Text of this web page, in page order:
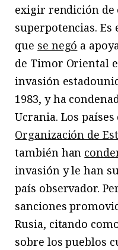
exigir rendición de
superpotencias. Es
que se negó a
de Timor Oriental
invasión
1983, y ha
Ucrania. Los
Organización de
también han
invasión y le han
país observador.
sanciones
Rusia, citando
sobre los pueblos